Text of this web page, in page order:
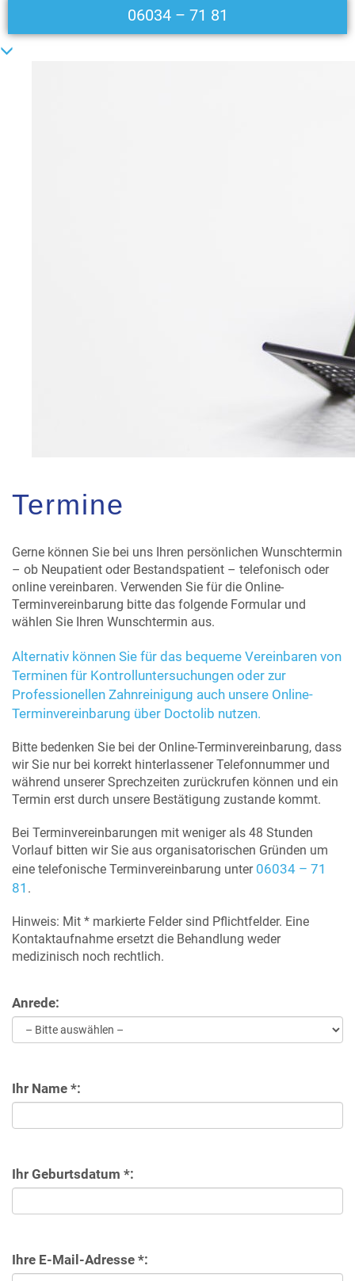
06034 – 71 81
Termine
Gerne können Sie bei uns Ihren persönlichen Wunschtermin
– ob Neupatient oder Bestandspatient – telefonisch oder
online vereinbaren. Verwenden Sie für die Online-
Terminvereinbarung bitte das folgende Formular und
wählen Sie Ihren Wunschtermin aus.
Alternativ können Sie für das bequeme Vereinbaren von
Terminen für Kontrolluntersuchungen oder zur
Professionellen Zahnreinigung auch unsere Online-
Terminvereinbarung über Doctolib nutzen.
Bitte bedenken Sie bei der Online-Terminvereinbarung, dass
wir Sie nur bei korrekt hinterlassener Telefonnummer und
während unserer Sprechzeiten zurückrufen können und ein
Termin erst durch unsere Bestätigung zustande kommt.
Bei Terminvereinbarungen mit weniger als 48 Stunden
Vorlauf bitten wir Sie aus organisatorischen Gründen um
eine telefonische Terminvereinbarung unter 06034 – 71
81 .
Hinweis: Mit * markierte Felder sind Pflichtfelder. Eine
Kontaktaufnahme ersetzt die Behandlung weder
medizinisch noch rechtlich.
Anrede:
Ihr Name *:
Ihr Geburtsdatum *:
Ihre E-Mail-Adresse *: